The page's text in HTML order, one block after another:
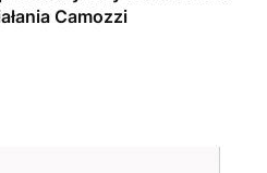
Camozzi